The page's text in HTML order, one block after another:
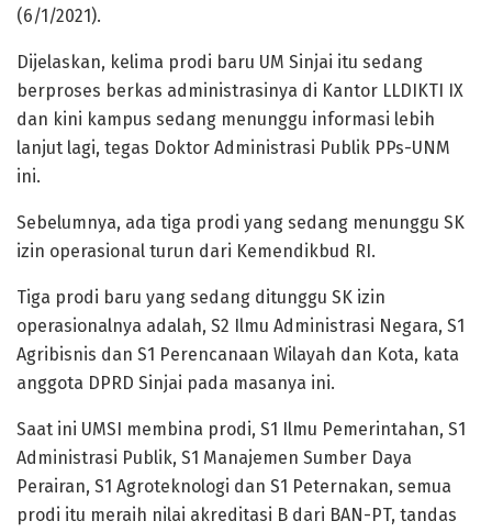
(6/1/2021).
Dijelaskan, kelima prodi baru UM Sinjai itu sedang
berproses berkas administrasinya di Kantor LLDIKTI IX
dan kini kampus sedang menunggu informasi lebih
lanjut lagi, tegas Doktor Administrasi Publik PPs-UNM
ini.
Sebelumnya, ada tiga prodi yang sedang menunggu SK
izin operasional turun dari Kemendikbud RI.
Tiga prodi baru yang sedang ditunggu SK izin
operasionalnya adalah, S2 Ilmu Administrasi Negara, S1
Agribisnis dan S1 Perencanaan Wilayah dan Kota, kata
anggota DPRD Sinjai pada masanya ini.
Saat ini UMSI membina prodi, S1 Ilmu Pemerintahan, S1
Administrasi Publik, S1 Manajemen Sumber Daya
Perairan, S1 Agroteknologi dan S1 Peternakan, semua
prodi itu meraih nilai akreditasi B dari BAN-PT, tandas